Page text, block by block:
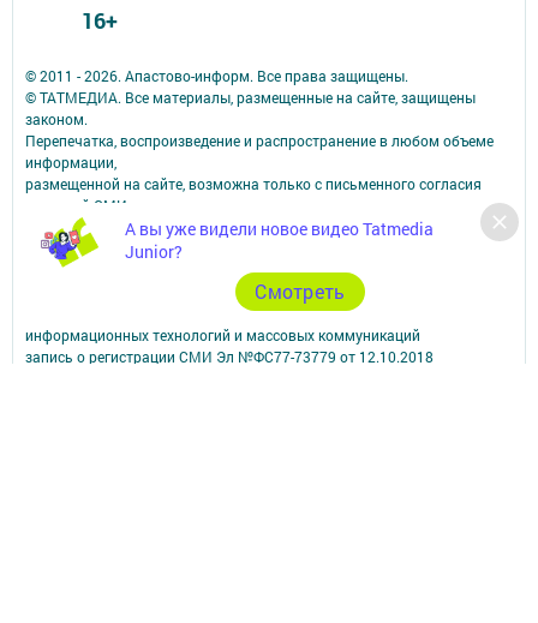
А вы уже видели новое видео Tatmedia
Junior?
Cмотреть
© 2011 - 2026. Апастово-информ. Все права защищены.
© ТАТМЕДИА. Все материалы, размещенные на сайте, защищены
законом.
Перепечатка, воспроизведение и распространение в любом объеме
информации,
размещенной на сайте, возможна только с письменного согласия
редакций СМИ.
При поддержке Республиканского агентства по печати и массовым
коммуникациям.
Наименование СМИ: Апастово-информ
СМИ зарегистрировано Федеральной службой по надзору в сфере
информационных технологий и массовых коммуникаций
запись о регистрации СМИ Эл №ФС77-73779 от 12.10.2018
16+